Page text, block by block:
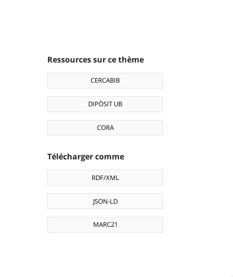
Ressources sur ce thème
CERCABIB
DIPÒSIT UB
CORA
Télécharger comme
RDF/XML
JSON-LD
MARC21